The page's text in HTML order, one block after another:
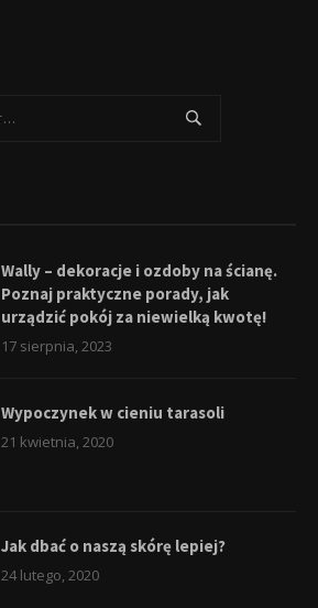
Wally – dekoracje i ozdoby na ścianę.
Poznaj praktyczne porady, jak
urządzić pokój za niewielką kwotę!
17 sierpnia, 2023
Wypoczynek w cieniu tarasoli
21 kwietnia, 2020
Jak dbać o naszą skórę lepiej?
24 lutego, 2020